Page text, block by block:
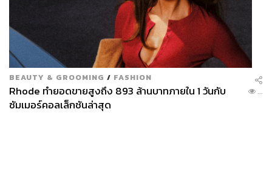
BEAUTY & GROOMING / FASHION
Rhode ทำยอดขายสูงถึง 893 ล้านบาทภายใน 1 วันกับ
ซัมเมอร์คอลเล็กชันล่าสุด
...